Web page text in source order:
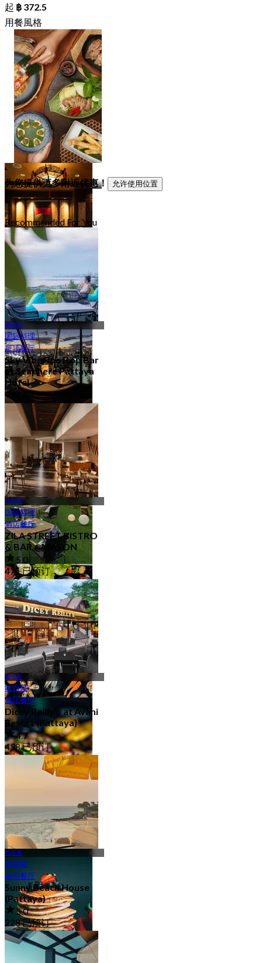
起 ฿ 372.5
用餐風格
休闲餐厅
115 分店
适合家庭
94 分店
酒店餐厅
83 分店
露天/户外
40 分店
自助餐
26 分店
烧烤
26 分店
为您提供更多附近优惠！ 允许使用位置
Recommended For You
芭堤雅
国际料理
屋顶餐厅
Sky Vibe Rooftop Bar
at Seaphere Pattaya
Hotel
421 已预订
起
฿ 495
芭堤雅
国际料理
酒店餐厅
ZILA STREET BISTRO
& BAR @MASON
5.0
471 已预订
起฿ 1,012.5
芭堤雅
欧洲菜
酒店餐厅
Dicey Reilly's at Avani
Resort (Pattaya)
4.7
498 已预订
芭堤雅
泰国菜
休闲餐厅
Sunny Beach House
(Pattaya)
5.0
228 已预订
起฿ 550